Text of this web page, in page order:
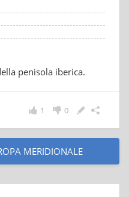
penisola iberica.
0
1
MERIDIONALE